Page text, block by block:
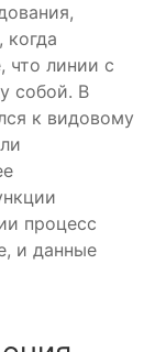
что линии с
собой. В
к видовому
процесс
и данные